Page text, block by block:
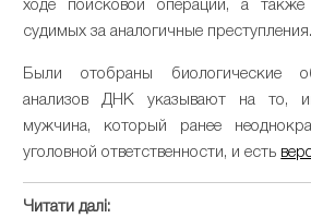
ходе поисковой операции, а
судимых за аналогичные преступления.
Были отобраны биологические
анализов ДНК указывают на то,
мужчина, который ранее
уголовной ответственности, и есть
Читати далі: